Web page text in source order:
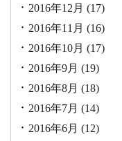
2016年12月 (17)
2016年11月 (16)
2016年10月 (17)
2016年9月 (19)
2016年8月 (18)
2016年7月 (14)
2016年6月 (12)